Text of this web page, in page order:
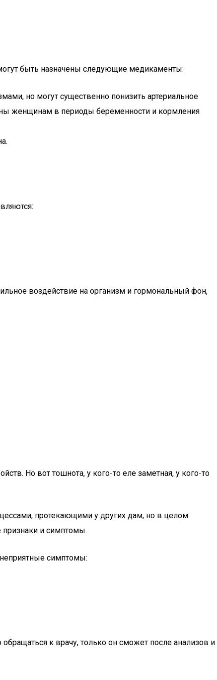
быть назначены следующие медикаменты:
но могут существенно понизить артериальное
женщинам в периоды беременности и кормления
воздействие на организм и гормональный фон,
Но вот тошнота, у кого-то еле заметная, у кого-то
протекающими у других дам, но в целом
признаки и симптомы.
симптомы:
к врачу, только он сможет после анализов и